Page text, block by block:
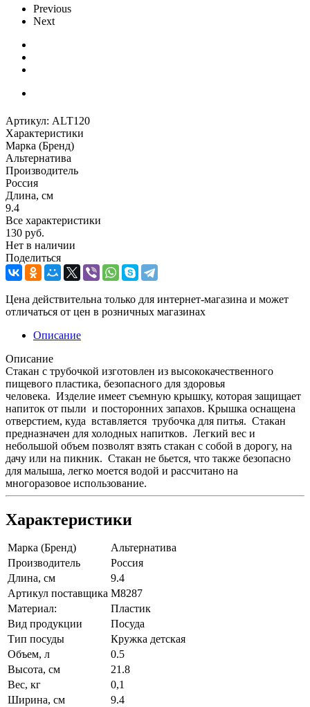
Previous
Next
Артикул: ALT120
Характеристики
Марка (Бренд)
Альтернатива
Производитель
Россия
Длина, см
9.4
Все характеристики
130 руб.
Нет в наличии
Поделиться
Цена действительна только для интернет-магазина и может
отличаться от цен в розничных магазинах
Описание
Описание
Стакан с трубочкой изготовлен из высококачественного
пищевого пластика, безопасного для здоровья
человека. Изделие имеет съемную крышку, которая защищает
напиток от пыли и посторонних запахов. Крышка оснащена
отверстием, куда вставляется трубочка для питья. Стакан
предназначен для холодных напитков. Легкий вес и
небольшой объем позволят взять стакан с собой в дорогу, на
дачу или на пикник. Стакан не бьется, что также безопасно
для малыша, легко моется водой и рассчитано на
многоразовое использование.
Характеристики
Марка (Бренд)
Альтернатива
Производитель
Россия
Длина, см
9.4
Артикул поставщика М8287
Материал:
Пластик
Вид продукции
Посуда
Тип посуды
Кружка детская
Объем, л
0.5
Высота, см
21.8
Вес, кг
0,1
Ширина, см
9.4